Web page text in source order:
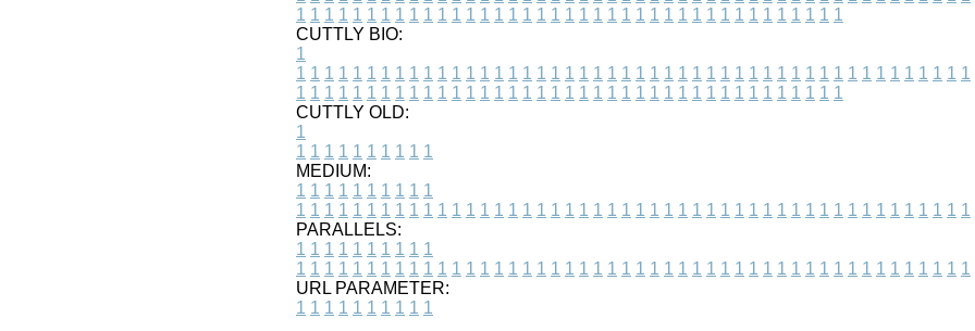
1 1 1 1 1 1 1 1 1 1 1 1 1 1 1 1 1 1 1 1 1 1 1 1 1 1 1 1 1 1 1 1 1 1 1 1 1 1 1
CUTTLY BIO:
1
1 1 1 1 1 1 1 1 1 1 1 1 1 1 1 1 1 1 1 1 1 1 1 1 1 1 1 1 1 1 1 1 1 1 1 1 1 1 1 1 1 1 1 1 1 1 1 1
1 1 1 1 1 1 1 1 1 1 1 1 1 1 1 1 1 1 1 1 1 1 1 1 1 1 1 1 1 1 1 1 1 1 1 1 1 1 1
CUTTLY OLD:
1
1 1 1 1 1 1 1 1 1 1
MEDIUM:
1 1 1 1 1 1 1 1 1 1
1 1 1 1 1 1 1 1 1 1 1 1 1 1 1 1 1 1 1 1 1 1 1 1 1 1 1 1 1 1 1 1 1 1 1 1 1 1 1 1 1 1 1 1 1 1 1 1
PARALLELS:
1 1 1 1 1 1 1 1 1 1
1 1 1 1 1 1 1 1 1 1 1 1 1 1 1 1 1 1 1 1 1 1 1 1 1 1 1 1 1 1 1 1 1 1 1 1 1 1 1 1 1 1 1 1 1 1 1 1
URL PARAMETER:
1 1 1 1 1 1 1 1 1 1